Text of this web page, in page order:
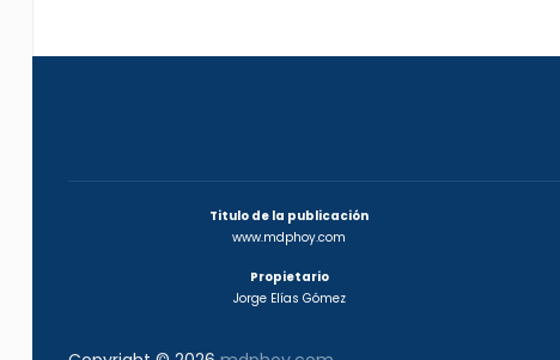
Titulo de la publicación
www.mdphoy.com
Propietario
Jorge Elías Gómez